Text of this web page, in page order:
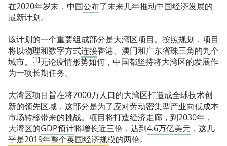
在2020年岁末，中国公布了未来几年推动中国经济发展的
最新计划。
该计划的一个重要组成部分是大湾区项目。按照规划，项目
将以物理和数字方式连接香港、澳门和广东省珠三角的九个
城市。
[1]无论疫情形势如何，中国都坚持将大湾区的发展作
为一项长期任务。
大湾区项目旨在将7000万人口的大湾区打造成全球技术创
新的领先区域，这部分是为了应对劳动密集型产业向低成本
市场转移带来的挑战。项目将打造经济走廊，到2030年，
大湾区的GDP预计将增长近三倍，达到4.6万亿美元 ，这几
乎是2019年整个英国经济规模的两倍。